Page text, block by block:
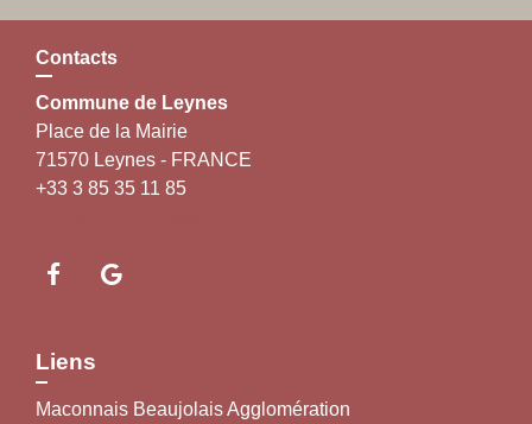
Contacts
Commune de Leynes
Place de la Mairie
71570 Leynes - FRANCE
+33 3 85 35 11 85
Liens
Maconnais Beaujolais Agglomération